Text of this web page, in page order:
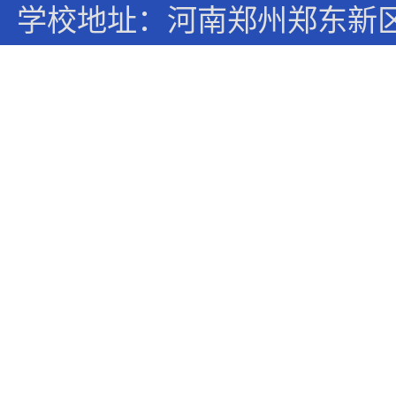
学校地址：河南郑州郑东新